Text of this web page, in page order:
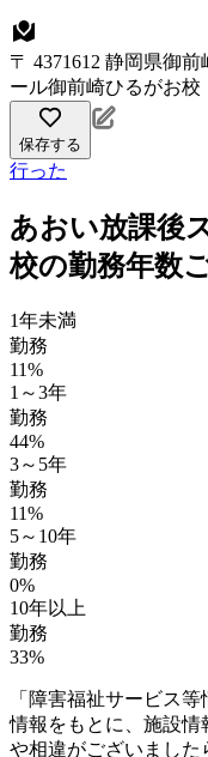
〒 4371612 静岡県御
ール御前崎ひるがお校
保存する
行った
あおい放課後
校の勤務年数
1年未満
勤務
11%
1～3年
勤務
44%
3～5年
勤務
11%
5～10年
勤務
0%
10年以上
勤務
33%
「障害福祉サービス
情報をもとに、施設情
や相違がございまし